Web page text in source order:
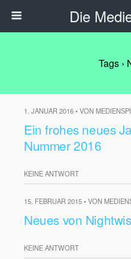
Die
Tags ›
1. JANUAR 2016 • VON
Ein frohes neues
Nummer 2016
KEINE ANTWORT
15. FEBRUAR 2015 • VON
Neues von
KEINE ANTWORT